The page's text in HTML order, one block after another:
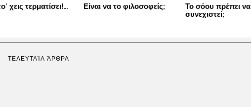
χεις τερματίσει!… Είναι να το φιλοσοφείς;
Το σόου πρέπει να
συνεχιστεί;
ΤΕΛΕΥΤΑΊΑ ΆΡΘΡΑ